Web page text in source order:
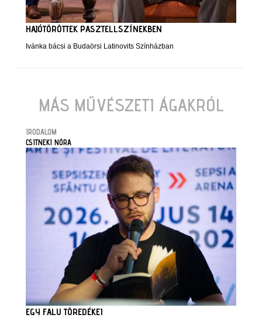
HAJÓTÖRÖTTEK PASZTELLSZÍNEKBEN
Ivánka bácsi a Budaörsi Latinovits Színházban
MÁS MŰVÉSZETI ÁGAKRÓL
IRODALOM
CSITNEKI NÓRA
EGY FALU TÖREDÉKEI